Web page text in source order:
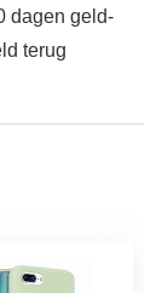
dagen geld-
terug